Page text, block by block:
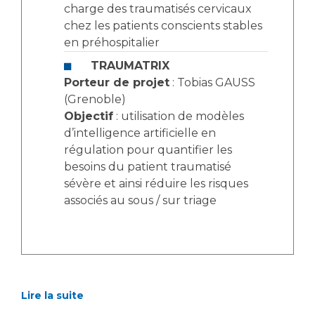
charge des traumatisés cervicaux
chez les patients conscients stables
en préhospitalier
TRAUMATRIX
Porteur de projet : Tobias GAUSS
(Grenoble)
Objectif : utilisation de modèles
d’intelligence artificielle en
régulation pour quantifier les
besoins du patient traumatisé
sévère et ainsi réduire les risques
associés au sous / sur triage
Lire la suite